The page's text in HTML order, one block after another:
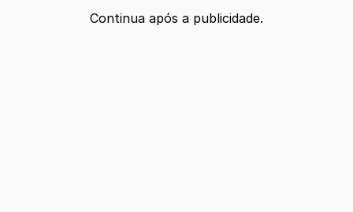
Continua após a publicidade.